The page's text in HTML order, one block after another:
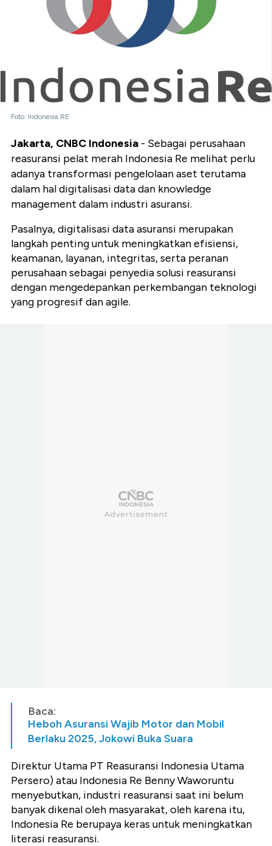
Foto: Indonesia RE
Jakarta, CNBC Indonesia - Sebagai perusahaan
reasuransi pelat merah Indonesia Re melihat perlu
adanya transformasi pengelolaan aset terutama
dalam hal digitalisasi data dan knowledge
management dalam industri asuransi.
Pasalnya, digitalisasi data asuransi merupakan
langkah penting untuk meningkatkan efisiensi,
keamanan, layanan, integritas, serta peranan
perusahaan sebagai penyedia solusi reasuransi
dengan mengedepankan perkembangan teknologi
yang progresif dan agile.
Baca:
Heboh Asuransi Wajib Motor dan Mobil
Berlaku 2025, Jokowi Buka Suara
Direktur Utama PT Reasuransi Indonesia Utama
Persero) atau Indonesia Re Benny Waworuntu
menyebutkan, industri reasuransi saat ini belum
banyak dikenal oleh masyarakat, oleh karena itu,
Indonesia Re berupaya keras untuk meningkatkan
literasi reasuransi.